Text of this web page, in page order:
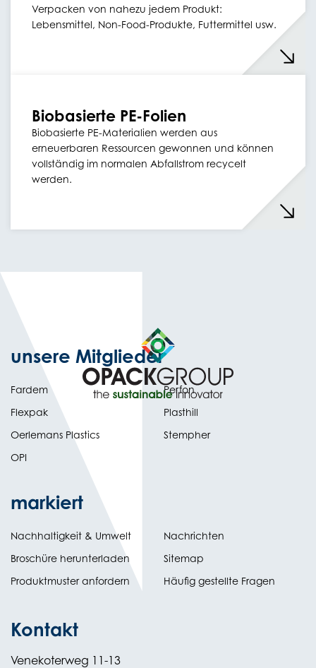
Verpacken von nahezu jedem Produkt:
Lebensmittel, Non-Food-Produkte, Futtermittel usw.
Biobasierte PE-Folien
Biobasierte PE-Materialien werden aus
erneuerbaren Ressourcen gewonnen und können
vollständig im normalen Abfallstrom recycelt
werden.
unsere Mitglieder
Fardem
Flexpak
Oerlemans Plastics
OPI
Perfon
Plasthill
Stempher
markiert
Nachhaltigkeit & Umwelt
Broschüre herunterladen
in
new
Produktmuster anfordern
Nachrichten
Sitemap
Häufig gestellte Fragen
Kontakt
Venekoterweg 11-13